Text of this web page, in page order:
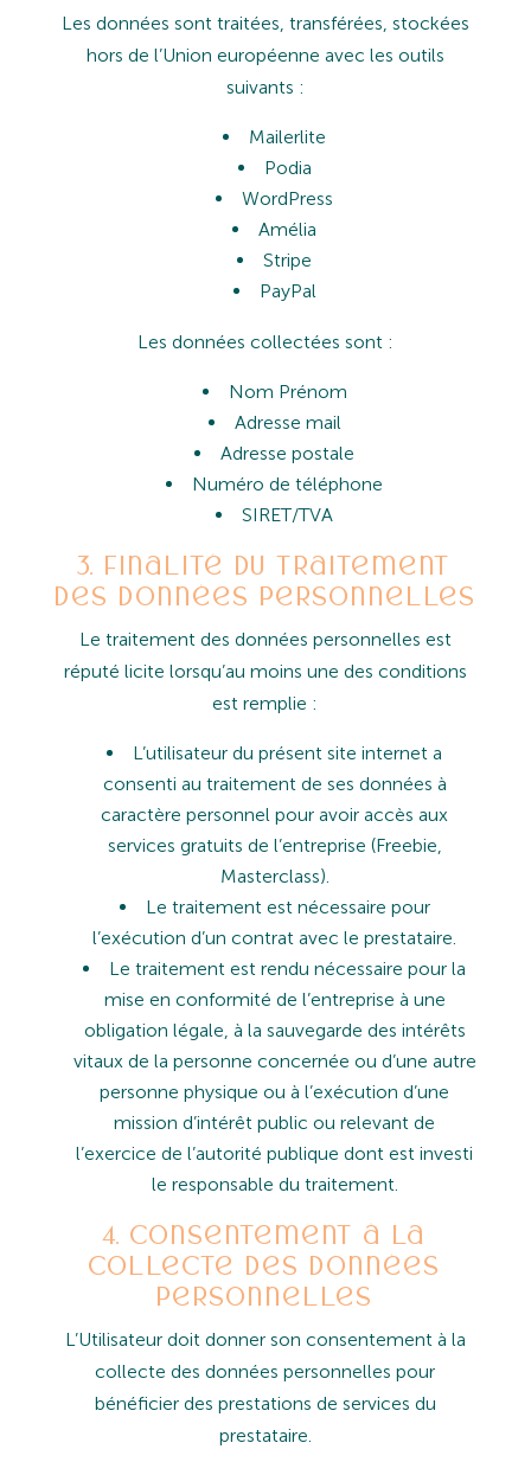
Les données sont traitées, transférées, stockées
hors de l’Union européenne avec les outils
suivants :
Mailerlite
Podia
WordPress
Amélia
Stripe
PayPal
Les données collectées sont :
Nom Prénom
Adresse mail
Adresse postale
Numéro de téléphone
SIRET/TVA
3. Finalité du traitement
des données personnelles
Le traitement des données personnelles est
réputé licite lorsqu’au moins une des conditions
est remplie :
L’utilisateur du présent site internet a
consenti au traitement de ses données à
caractère personnel pour avoir accèsaux
services gratuits de l’entreprise (Freebie,
Masterclass).
Le traitement est nécessaire pour
l’exécution d’un contrat avec le prestataire.
Le traitement est rendu nécessaire pour la
mise en conformité de l’entreprise à une
obligation légale, à la sauvegarde des intérêts
vitaux de la personne concernée ou d’une autre
personne physique ou à l’exécution d’une
mission d’intérêt public ou relevant de
l’exercice de l’autorité publique dont est investi
le responsable du traitement.
4. Consentement à la
collecte des données
personnelles
L’Utilisateur doit donner son consentement à la
collecte des données personnelles pour
bénéficier des prestations de services du
prestataire.